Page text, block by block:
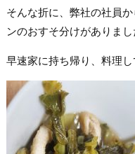
そんな折に、弊社の社員
ンのおすそ分けがありまし
早速家に持ち帰り、料理し